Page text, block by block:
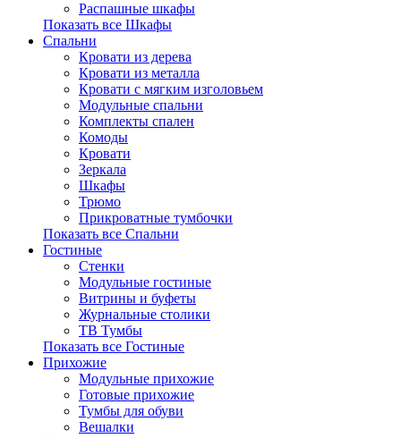
Распашные шкафы
Показать все Шкафы
Спальни
Кровати из дерева
Кровати из металла
Кровати с мягким изголовьем
Модульные спальни
Комплекты спален
Комоды
Кровати
Зеркала
Шкафы
Трюмо
Прикроватные тумбочки
Показать все Спальни
Гостиные
Стенки
Модульные гостиные
Витрины и буфеты
Журнальные столики
ТВ Тумбы
Показать все Гостиные
Прихожие
Модульные прихожие
Готовые прихожие
Тумбы для обуви
Вешалки